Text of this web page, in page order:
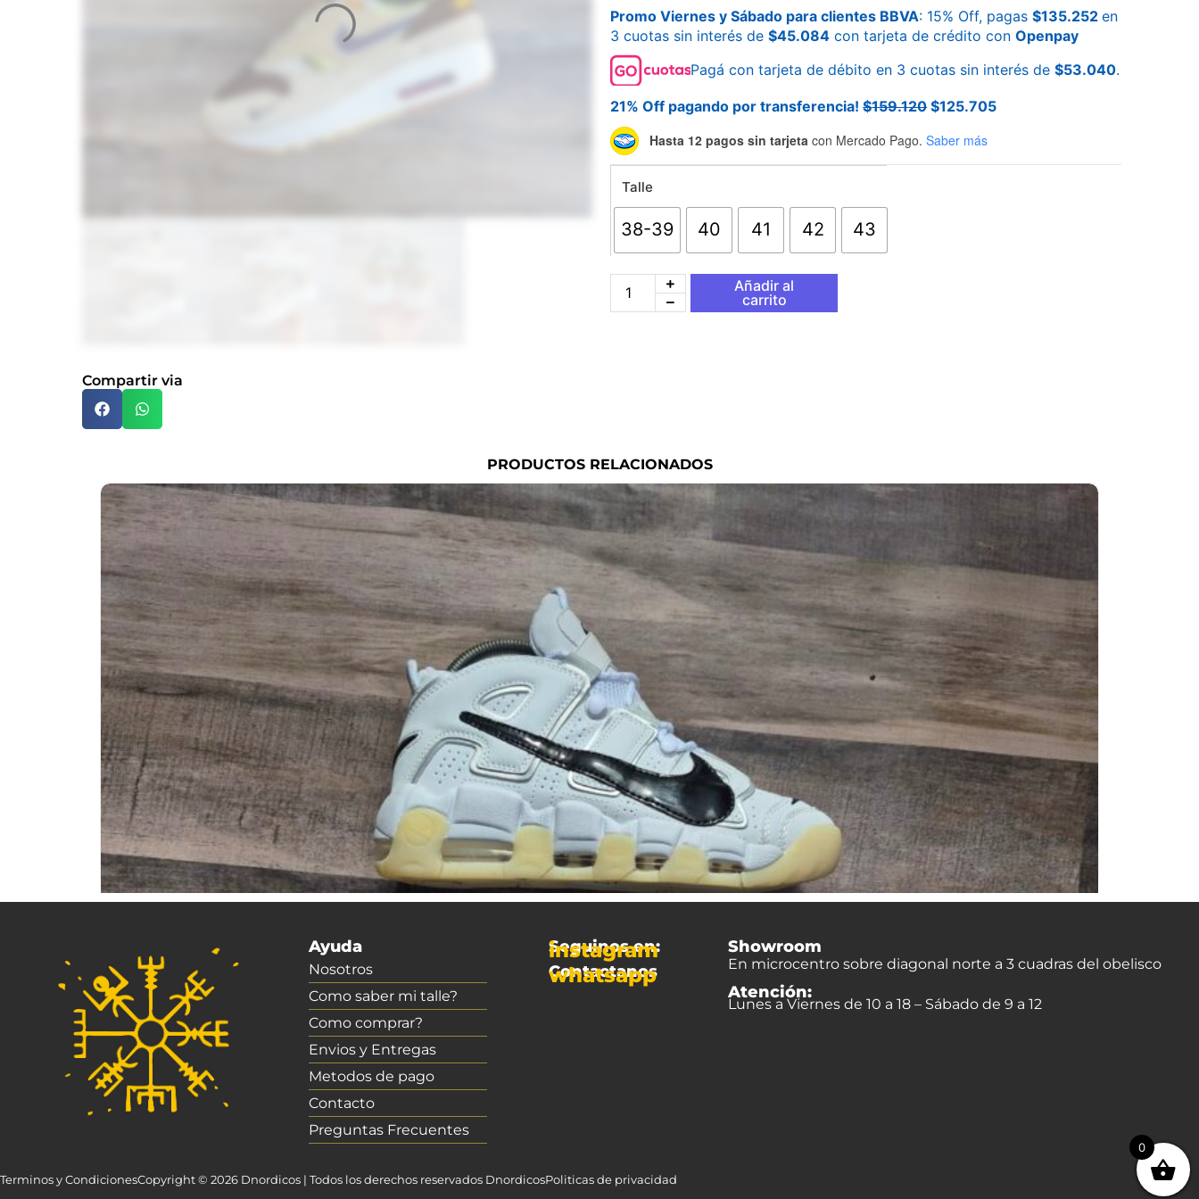
Compartir via
Promo Viernes y Sábado para clientes BBVA: 15% Off, pagas$135.252 en
3 cuotas sin interés de$45.084 con tarjeta de crédito conOpenpay
Pagá con tarjeta de débito en 3 cuotas sin interés de$53.040.
21% Off pagando por transferencia!$159.120 $125.705
Hasta 12 pagos sin tarjeta con Mercado Pago. Saber más
Talle
38-39 40 41 42 43
Nike
Air
Max
1
Premium
University
Of
cantidad
Añadir al
carrito
PRODUCTOS RELACIONADOS
Ayuda
Nosotros
Como saber mi talle?
Como comprar?
Envios y Entregas
Metodos de pago
Contacto
Preguntas Frecuentes
Seguinos en:
instagram
Contactanos
whatsapp
Showroom
En microcentro sobre diagonal norte a 3 cuadras del obelisco
Atención:
Lunes a Viernes de 10 a 18 – Sábado de 9 a 12
Terminos y CondicionesCopyright © 2026 Dnordicos | Todos los derechos reservados DnordicosPoliticas de privacidad
0